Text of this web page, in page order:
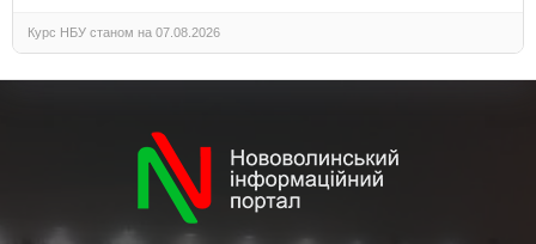
Курс НБУ станом на 07.08.2026